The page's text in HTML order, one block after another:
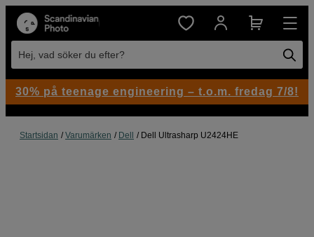
Hej, vad söker du efter?
Startsidan Varumärken Dell Dell Ultrasharp U2424HE
30% på teenage engineering – t.o.m. fredag 7/8!